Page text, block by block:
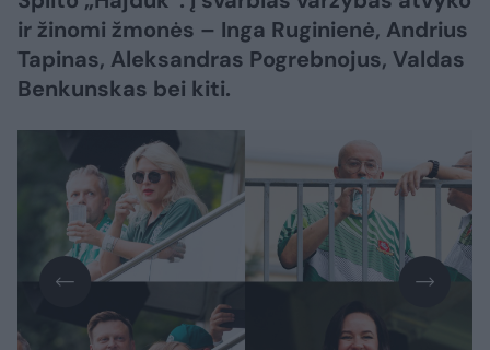
ir žinomi žmonės – Inga Ruginienė, Andrius
Tapinas, Aleksandras Pogrebnojus, Valdas
Benkunskas bei kiti.